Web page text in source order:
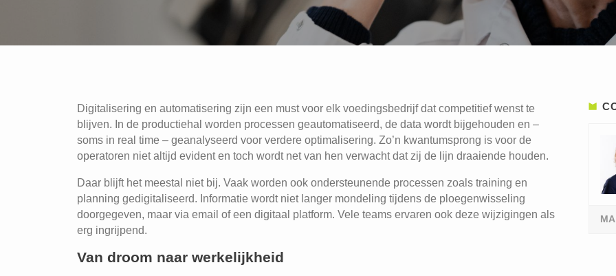
Digitalisering en automatisering zijn een must voor elk voedingsbedrijf dat competitief wenst te
blijven. In de productiehal worden processen geautomatiseerd, de data wordt bijgehouden en –
soms in real time – geanalyseerd voor verdere optimalisering. Zo’n kwantumsprong is voor de
operatoren niet altijd evident en toch wordt net van hen verwacht dat zij de lijn draaiende houden.
Daar blijft het meestal niet bij. Vaak worden ook ondersteunende processen zoals training en
planning gedigitaliseerd. Informatie wordt niet langer mondeling tijdens de ploegenwisseling
doorgegeven, maar via email of een digitaal platform. Vele teams ervaren ook deze wijzigingen als
erg ingrijpend.
Van droom naar werkelijkheid